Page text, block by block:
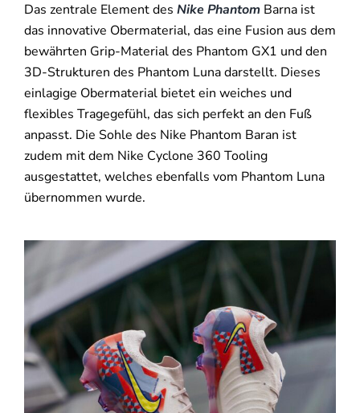
Das zentrale Element des Nike PhantomBarna ist
das innovative Obermaterial, das eine Fusion aus dem
bewährten Grip-Material des Phantom GX1 und den
3D-Strukturen des Phantom Luna darstellt. Dieses
einlagige Obermaterial bietet ein weiches und
flexibles Tragegefühl, das sich perfekt an den Fuß
anpasst. Die Sohle des Nike Phantom Baran ist
zudem mit dem Nike Cyclone 360 Tooling
ausgestattet, welches ebenfalls vom Phantom Luna
übernommen wurde.